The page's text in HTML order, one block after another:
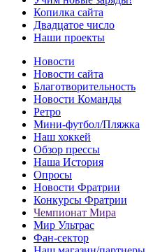
Копилка сайта
Двадцатое число
Наши проекты
Новости
Новости сайта
Благотворительность
Новости Команды
Ретро
Мини-футбол/Пляжка
Наш хоккей
Обзор прессы
Наша История
Опросы
Новости Фратрии
Конкурсы Фратрии
Чемпионат Мира
Мир Ультрас
Фан-cектор